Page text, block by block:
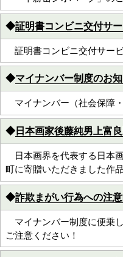
◆証明書コンビニ交付サ
証明書コンビニ交付サー
◆マイナンバー制度のお
マイナンバー（社会保障
◆ 日本画家後藤純男上富
日本画界を代表する日
町に寄贈いただきました作
◆詐欺まがい行為への注
マイナンバー制度に便乗
ご注意ください！